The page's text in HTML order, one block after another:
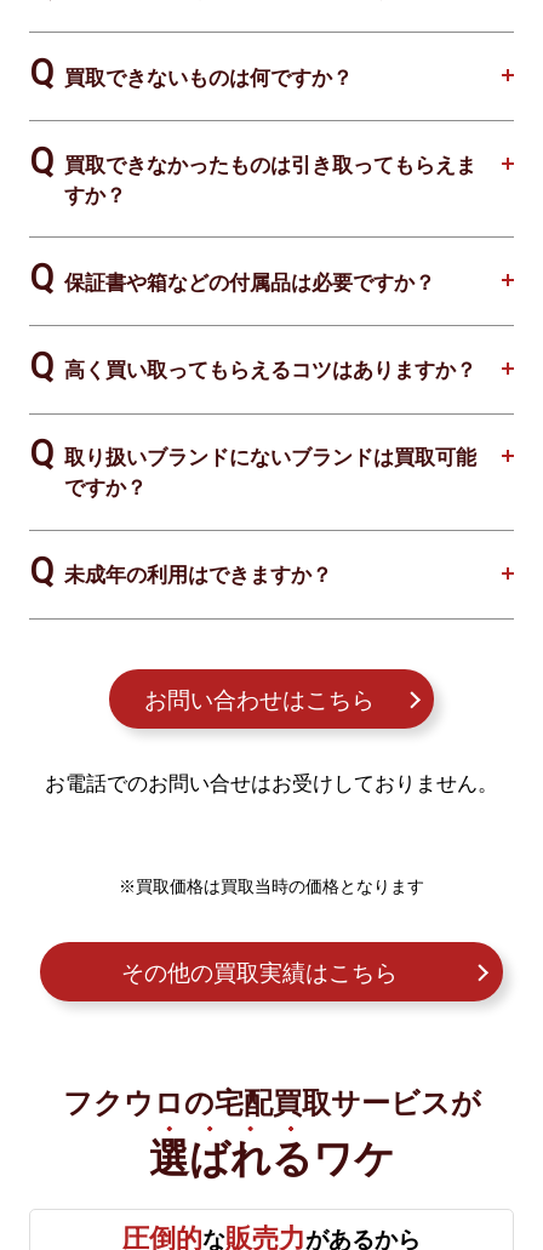
買取できないものは何ですか？
買取できなかったものは引き取ってもらえま
すか？
保証書や箱などの付属品は必要ですか？
高く買い取ってもらえるコツはありますか？
取り扱いブランドにないブランドは買取可能
ですか？
未成年の利用はできますか？
お問い合わせはこちら
お電話でのお問い合せはお受けしておりません。
※買取価格は買取当時の価格となります
その他の買取実績はこちら
フクウロの宅配買取サービスが
選ばれる ワケ
圧倒的な販売力があるから